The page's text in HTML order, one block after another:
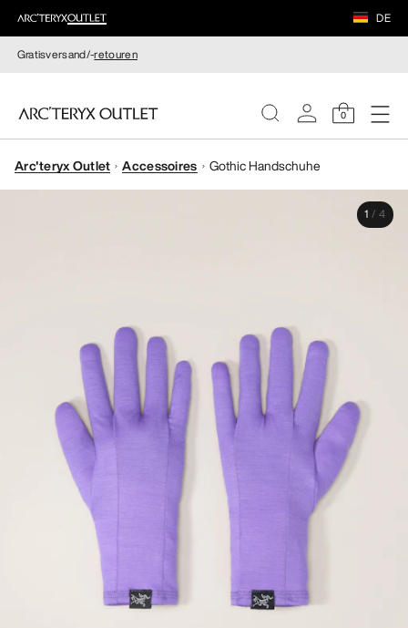
DE
Gratisversand/-retouren
0
DAMEN
Arc'teryx Outlet Accessoires Gothic Handschuhe
1 / 4